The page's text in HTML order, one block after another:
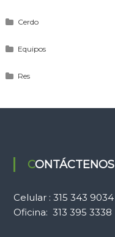
Cerdo
Equipos
Res
CONTÁCTENOS
Celular : 315 343 9034
Oficina: 313 395 3338